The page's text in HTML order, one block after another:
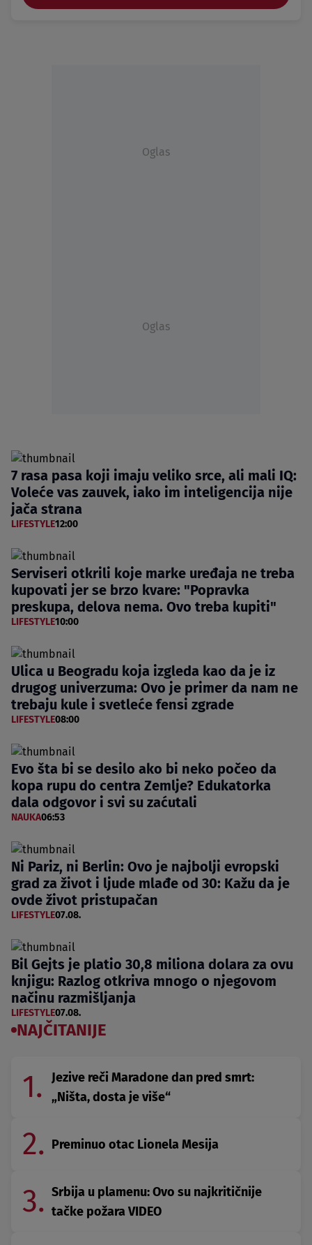
Oglas
Oglas
7 rasa pasa koji imaju veliko srce, ali mali IQ:
Voleće vas zauvek, iako im inteligencija nije
jača strana
LIFESTYLE12:00
Serviseri otkrili koje marke uređaja ne treba
kupovati jer se brzo kvare: "Popravka
preskupa, delova nema. Ovo treba kupiti"
LIFESTYLE10:00
Ulica u Beogradu koja izgleda kao da je iz
drugog univerzuma: Ovo je primer da nam ne
trebaju kule i svetleće fensi zgrade
LIFESTYLE08:00
Evo šta bi se desilo ako bi neko počeo da
kopa rupu do centra Zemlje? Edukatorka
dala odgovor i svi su zaćutali
NAUKA06:53
Ni Pariz, ni Berlin: Ovo je najbolji evropski
grad za život i ljude mlađe od 30: Kažu da je
ovde život pristupačan
LIFESTYLE07.08.
Bil Gejts je platio 30,8 miliona dolara za ovu
knjigu: Razlog otkriva mnogo o njegovom
načinu razmišljanja
LIFESTYLE07.08.
NAJČITANIJE
1.
Jezive reči Maradone dan pred smrt:
„Ništa, dosta je više“
2. Preminuo otac Lionela Mesija
3. Srbija u plamenu: Ovo su najkritičnije
tačke požara VIDEO